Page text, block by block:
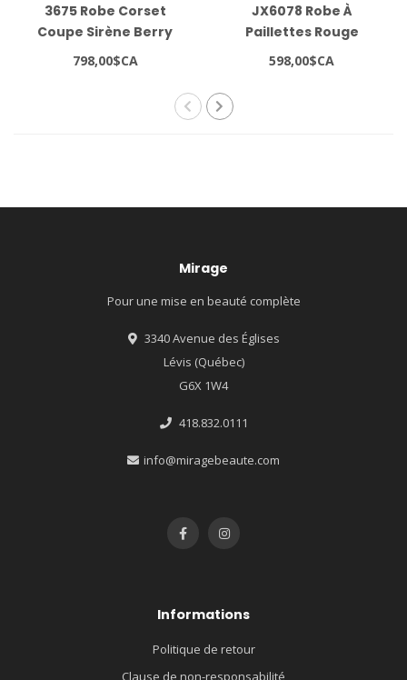
3675 Robe Corset
Coupe Sirène Berry
798,00$CA
JX6078 Robe À
Paillettes Rouge
598,00$CA
Mirage
Pour une mise en beauté complète
3340 Avenue des Églises
Lévis (Québec)
G6X 1W4
418.832.0111
info@miragebeaute.com
Informations
Politique de retour
Clause de non-responsabilité